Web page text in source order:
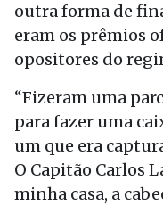
outra forma de
eram os prêmios
opositores do
“Fizeram uma
para fazer uma
um que era
O Capitão Carlos
minha casa, a